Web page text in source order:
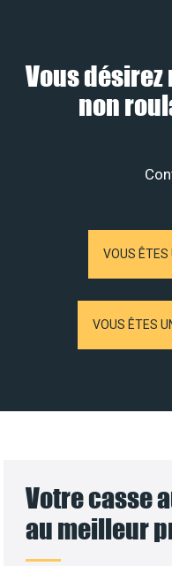
Vous
non
VOUS ÊTES
VOUS ÊTES
Votre casse
au meilleur